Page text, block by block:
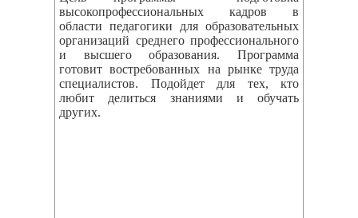
высокопрофессиональных кадров в
области педагогики для образовательных
организаций среднего профессионального
и высшего образования. Программа
готовит востребованных на рынке труда
специалистов. Подойдет для тех, кто
любит делиться знаниями и обучать
других.